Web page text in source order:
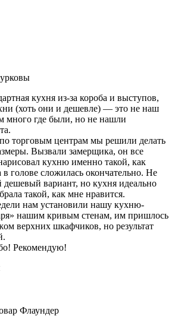
кухня из-за короба и выступов,
(хоть они и дешевле) — это не наш
много где были, но не нашли
торговым центрам мы решили делать
Вызвали замерщика, он все
кухню именно такой, как
в голове сложилась окончательно. Не
дешевый вариант, но кухня идеально
такой, как мне нравится.
нам установили нашу кухню-
нашим кривым стенам, им пришлось
верхних шкафчиков, но результат
Рекомендую!
Флаундер